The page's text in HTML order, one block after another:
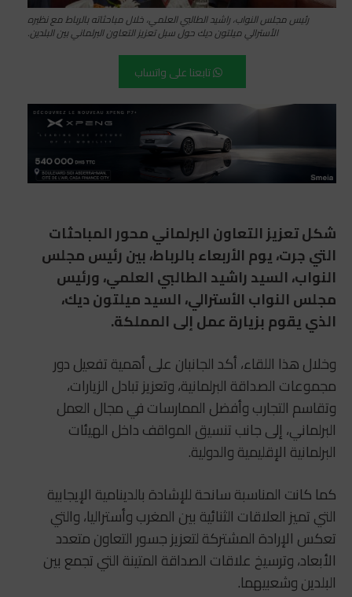
رئيس مجلس النواب، راشيد الطالبي العلمي، خلال مباحثاته بالرباط مع نظيره
الأسترالي ميلتون ديك حول سبل تعزيز التعاون البرلماني بين البلدين.
تابعنا على واتساب
شكل تعزيز التعاون البرلماني محور المباحثات
التي جرت، يوم الأربعاء بالرباط، بين رئيس مجلس
النواب، السيد راشيد الطالبي العلمي، ورئيس
مجلس النواب الأسترالي، السيد ميلتون ديك،
الذي يقوم بزيارة عمل إلى المملكة.
وخلال هذا اللقاء، أكد الجانبان على أهمية تفعيل دور
مجموعات الصداقة البرلمانية، وتعزيز تبادل الزيارات،
وتقاسم التجارب وأفضل الممارسات في مجال العمل
البرلماني، إلى جانب تنسيق المواقف داخل الهيئات
البرلمانية الإقليمية والدولية.
كما كانت المناسبة سانحة للإشادة بالدينامية الإيجابية
التي تميز العلاقات الثنائية بين المغرب وأستراليا، والتي
تعكس الإرادة المشتركة لتعزيز جسور التعاون متعدد
الأبعاد، وترسيخ علاقات الصداقة المتينة التي تجمع بين
البلدين وشعبيهما.